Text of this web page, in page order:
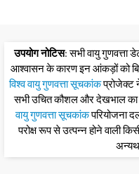
उपयोग नोटिस: सभी वायु गुणवत्ता
आश्वासन के कारण इन आंकड़ों को
विश्व वायु गुणवत्ता सूचकांकप्रोजेक्ट
सभी उचित कौशल और देखभाल का
वायु गुणवत्ता सूचकांकपरियोजना
परोक्ष रूप से उत्पन्न होने वाली